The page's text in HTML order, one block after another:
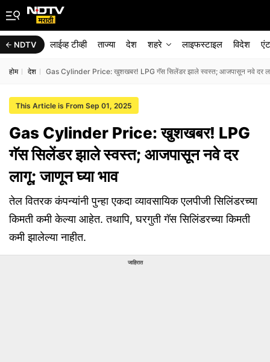
NDTV लाईव्ह टीव्ही ताज्या देश शहरे लाइफस्टाइल विदेश
होम देश Gas Cylinder Price: खुशखबर! LPG गॅस सिलेंडर झाले स्वस्त; आजपासून नवे दर
This Article is From Sep 01, 2025
Gas Cylinder Price: खुशखबर! LPG
गॅस सिलेंडर झाले स्वस्त; आजपासून नवे दर
लागू; जाणून घ्या भाव
तेल वितरक कंपन्यांनी पुन्हा एकदा व्यावसायिक एलपीजी सिलिंडरच्या
किमती कमी केल्या आहेत. तथापि, घरगुती गॅस सिलिंडरच्या किमती
कमी झालेल्या नाहीत.
जाहिरात